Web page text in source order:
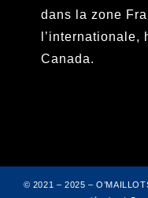
dans la zone
l’internationale,
Canada.
© 2021 – 2025 –